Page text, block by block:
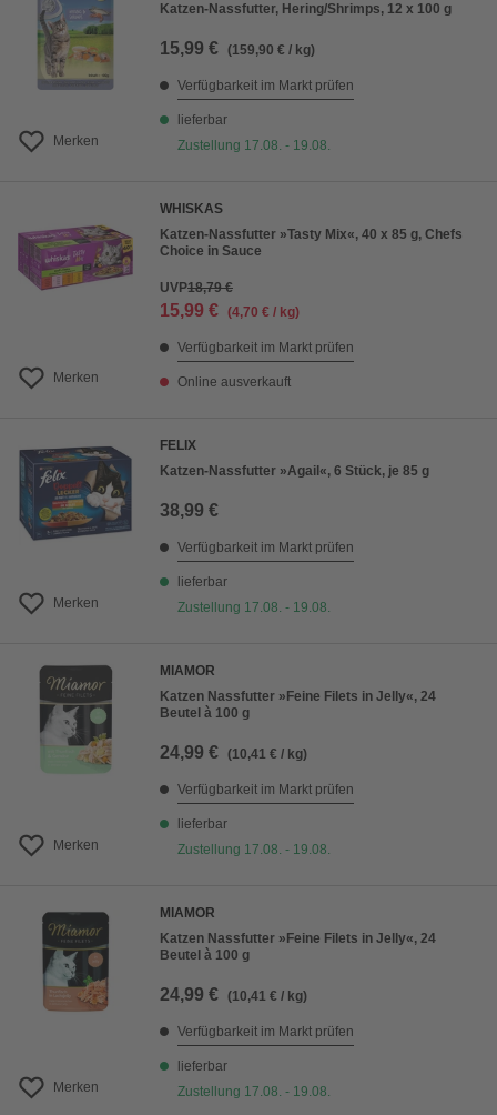
Merken
Katzen-Nassfutter, Hering/Shrimps, 12 x 100 g
15,99 € (159,90 € / kg)
Verfügbarkeit im Markt prüfen
lieferbar
Zustellung 17.08. - 19.08.
Merken
WHISKAS
Katzen-Nassfutter »Tasty Mix«, 40 x 85 g, Chefs
Choice in Sauce
UVP18,79 €
15,99 € (4,70 € / kg)
Verfügbarkeit im Markt prüfen
Online ausverkauft
Merken
FELIX
Katzen-Nassfutter »Agail«, 6 Stück, je 85 g
38,99 €
Verfügbarkeit im Markt prüfen
lieferbar
Zustellung 17.08. - 19.08.
Merken
MIAMOR
Katzen Nassfutter »Feine Filets in Jelly«, 24
Beutel à 100 g
24,99 € (10,41 € / kg)
Verfügbarkeit im Markt prüfen
lieferbar
Zustellung 17.08. - 19.08.
Merken
MIAMOR
Katzen Nassfutter »Feine Filets in Jelly«, 24
Beutel à 100 g
24,99 € (10,41 € / kg)
Verfügbarkeit im Markt prüfen
lieferbar
Zustellung 17.08. - 19.08.